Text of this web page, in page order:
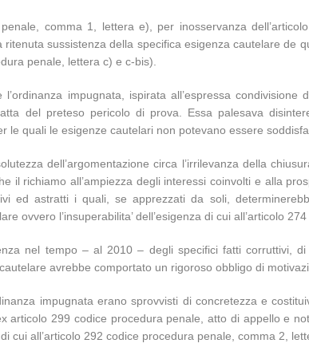
comma 1, lettera e), per inosservanza
sussistenza della specifica esigenza cautelare de
penale, lettera c) e c-bis).
impugnata, ispirata all’espressa
del preteso pericolo di prova. Essa palesava
le quali le esigenze cautelari non potevano essere
dell’argomentazione circa l’irrilevanza della
il richiamo all’ampiezza degli interessi coinvolti e alla
ed astratti i quali, se apprezzati da soli,
ovvero l’insuperabilita’ dell’esigenza di cui all’articolo
nel tempo – al 2010 – degli specifici fatti corruttivi,
avrebbe comportato un rigoroso obbligo di
impugnata erano sprovvisti di concretezza e
articolo 299 codice procedura penale, atto di appello e
cui all’articolo 292 codice procedura penale, comma 2,